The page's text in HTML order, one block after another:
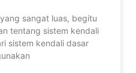
sangat luas, begitu
tentang sistem kendali
sistem kendali dasar